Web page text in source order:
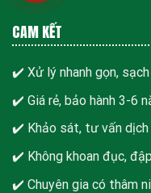
CAM KẾT
✔️ Xử lý nhanh gọn,
✔️ Giá rẻ, bảo hành 3-6
✔️ Khảo sát, tư vấn dịch
✔️ Không khoan đục,
✔️ Chuyên gia có thâm